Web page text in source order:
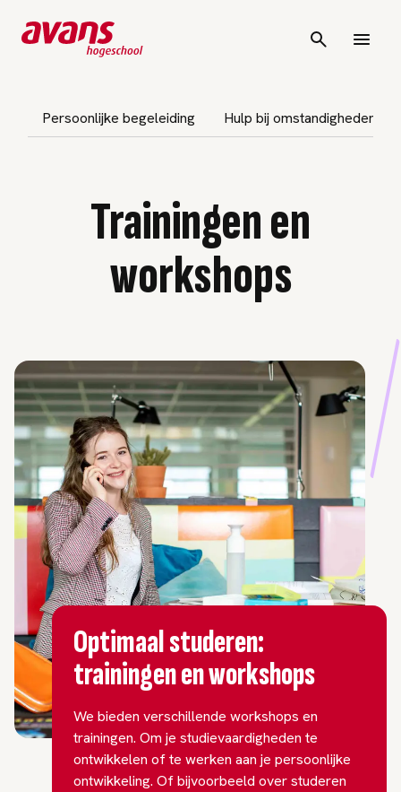
Persoonlijke begeleiding
Hulp bij omstandigheden
Trainingen en
workshops
Optimaal studeren:
trainingen en workshops
We bieden verschillende workshops en
trainingen. Om je studievaardigheden te
ontwikkelen of te werken aan je persoonlijke
ontwikkeling. Of bijvoorbeeld over studeren